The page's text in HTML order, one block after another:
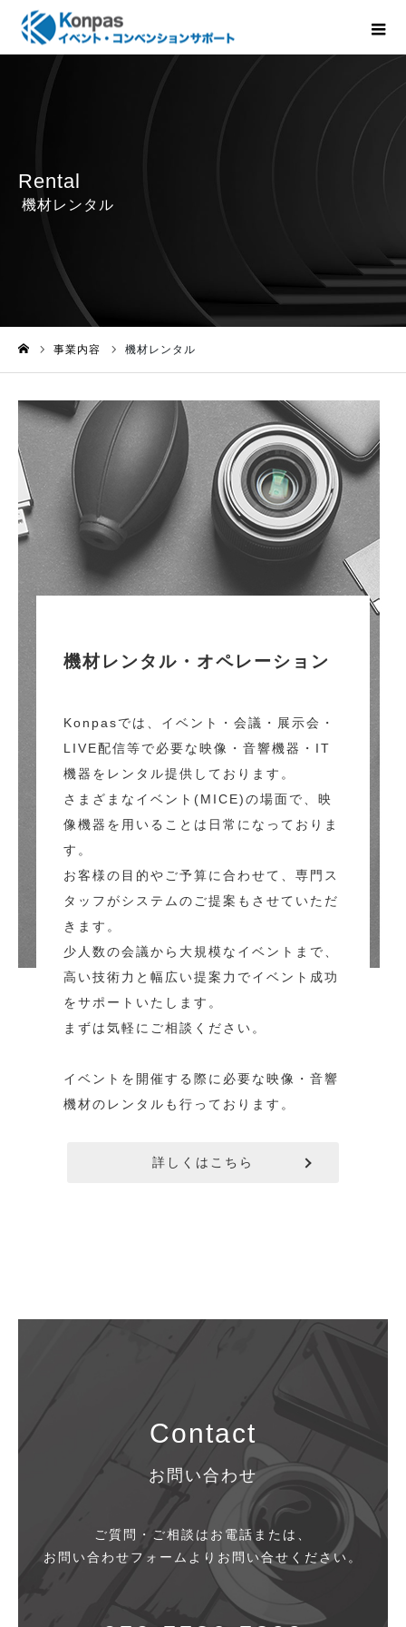
事業内容 機材レンタル
機材レンタル・オペレーション
Konpasでは、イベント・会議・展示会・
LIVE配信等で必要な映像・音響機器・IT
機器をレンタル提供しております。
さまざまなイベント(MICE)の場面で、映
像機器を用いることは日常になっておりま
す。
お客様の目的やご予算に合わせて、専門ス
タッフがシステムのご提案もさせていただ
きます。
少人数の会議から大規模なイベントまで、
高い技術力と幅広い提案力でイベント成功
をサポートいたします。
まずは気軽にご相談ください。
イベントを開催する際に必要な映像・音響
機材のレンタルも行っております。
詳しくはこちら
Contact
お問い合わせ
ご質問・ご相談はお電話または、
お問い合わせフォームよりお問い合せください。